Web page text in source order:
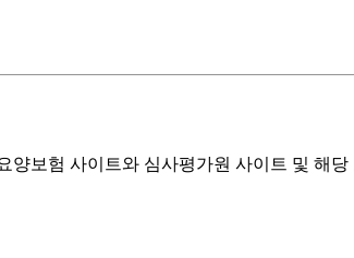
보험 사이트와 심사평가원 사이트 및 해